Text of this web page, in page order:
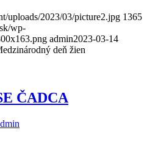
uploads/2023/03/picture2.jpg 1365
wp-
admin2023-03-14
deň žien
ČADCA